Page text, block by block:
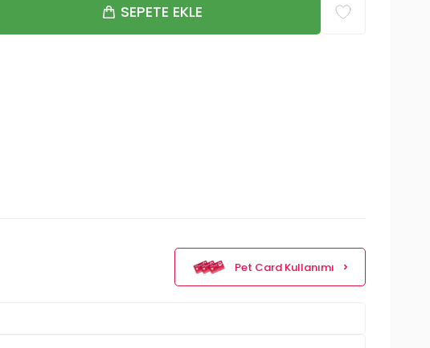
SEPETE EKLE
Pet Card Kullanımı